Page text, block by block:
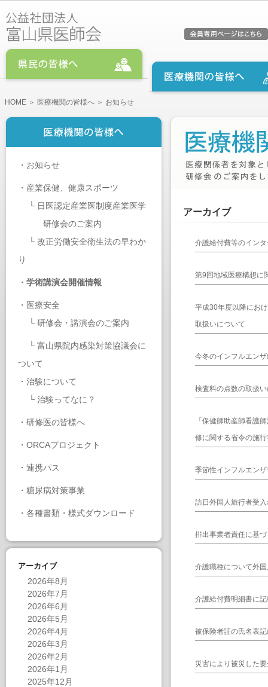
HOME ＞ 医療機関の皆様へ ＞ お知らせ
・ お知らせ
・ 産業保健、健康スポーツ
└ 日医認定産業医制度産業医学
研修会のご案内
└ 改正労働安全衛生法の早わか
り
・ 学術講演会開催情報
・ 医療安全
└ 研修会・講演会のご案内
└ 富山県院内感染対策協議会に
ついて
・ 治験について
└ 治験ってなに？
・ 研修医の皆様へ
・ ORCAプロジェクト
・ 連携パス
・ 糖尿病対策事業
・ 各種書類・様式ダウンロード
アーカイブ
2026年8月
2026年7月
2026年6月
2026年5月
2026年4月
2026年3月
2026年2月
2026年1月
2025年12月
アーカイブ
介護給付費等のイン
第9回地域医療構想に
平成30年度以降にお
取扱いについて
今冬のインフルエン
検査料の点数の取扱
「保健師助産師看護
修に関する省令の施
季節性インフルエン
訪日外国人旅行者受
排出事業者責任に基
介護職種について外
介護給付費明細書に
被保険者証の氏名表
災害により被災した